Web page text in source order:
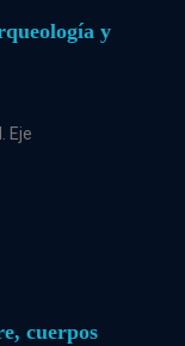
y
Eje
cuerpos